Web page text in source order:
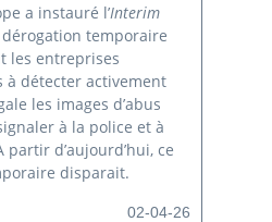
a instauré l’Interim
temporaire
les entreprises
à détecter activement
les images d’abus
à la police et à
d’aujourd’hui, ce
disparait.
02-04-26